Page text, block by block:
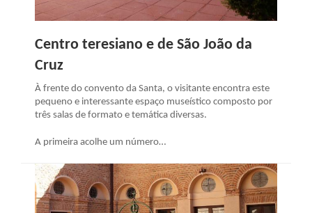
Centro teresiano e de São João da
Cruz
À frente do convento da Santa, o visitante encontra este
pequeno e interessante espaço museístico composto por
três salas de formato e temática diversas.
A primeira acolhe um número…